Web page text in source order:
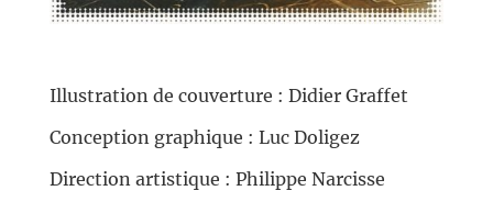
Illustration de couverture : Didier Graffet
Conception graphique : Luc Doligez
Direction artistique : Philippe Narcisse